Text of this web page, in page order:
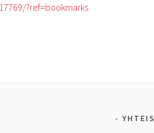
?ref=bookmarks